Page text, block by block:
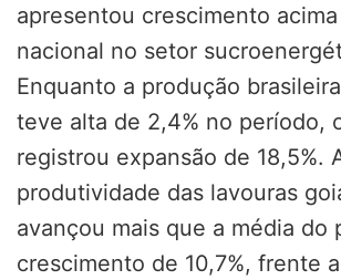
apresentou crescimento
nacional no setor
Enquanto a produção
teve alta de 2,4% no período,
registrou expansão de 18,5%.
produtividade das lavouras
avançou mais que a média do
crescimento de 10,7%, frente